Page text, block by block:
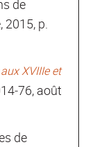
de
2015, p.
XVIIIe et
août
de